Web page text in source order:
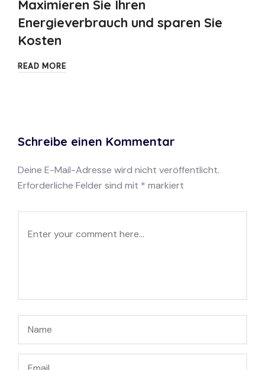
Maximieren Sie Ihren
Energieverbrauch und sparen Sie
Kosten
READ MORE
Schreibe einen Kommentar
Deine E-Mail-Adresse wird nicht veröffentlicht.
Erforderliche Felder sind mit * markiert